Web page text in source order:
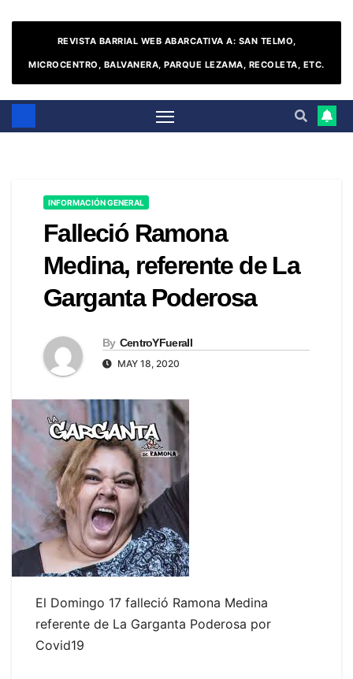
REVISTA BARRIAL WEB ABARCATIVA A: SAN TELMO,
MICROCENTRO, BALVANERA, PARQUE LEZAMA, RECOLETA, ETC.
INFORMACIÓN GENERAL
Falleció Ramona
Medina, referente de La
Garganta Poderosa
By CentroYFueraII
MAY 18, 2020
El Domingo 17 falleció Ramona Medina
referente de La Garganta Poderosa por
Covid19